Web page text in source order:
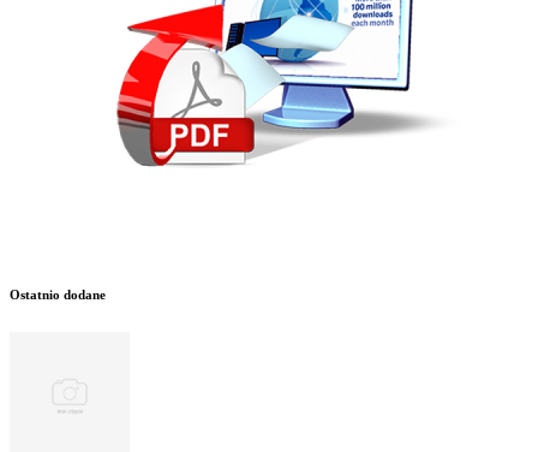
Ostatnio dodane